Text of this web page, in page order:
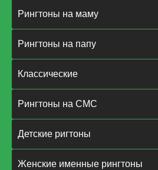
Рингтоны на маму
Рингтоны на папу
Классические
Рингтоны на СМС
Детские ригтоны
Женские именные рингтоны